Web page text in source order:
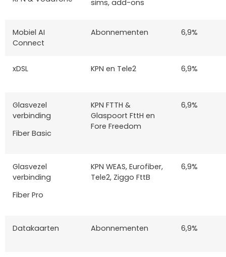
sims, add-ons
Mobiel AI
Connect
Abonnementen 6,9%
xDSL KPN en Tele2 6,9%
Glasvezel
verbinding
Fiber Basic
KPN FTTH &
Glaspoort FttH en
Fore Freedom
6,9%
Glasvezel
verbinding
Fiber Pro
KPN WEAS, Eurofiber,
Tele2, Ziggo FttB
6,9%
Datakaarten Abonnementen 6,9%